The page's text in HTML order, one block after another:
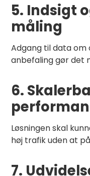
5. Indsigt
måling
Adgang til data om
anbefaling gør det
6.
Løsningen skal
høj trafik uden at
7.